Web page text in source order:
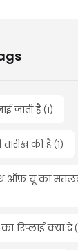
जाती है (1)
तारीख की है (1)
ऑफ़ यू का
रिप्लाई क्या दे(